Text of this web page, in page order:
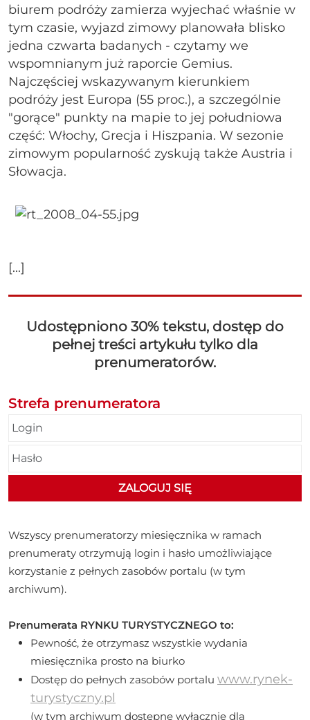
biurem podróży zamierza wyjechać właśnie w
tym czasie, wyjazd zimowy planowała blisko
jedna czwarta badanych - czytamy we
wspomnianym już raporcie Gemius.
Najczęściej wskazywanym kierunkiem
podróży jest Europa (55 proc.), a szczególnie
"gorące" punkty na mapie to jej południowa
część: Włochy, Grecja i Hiszpania. W sezonie
zimowym popularność zyskują także Austria i
Słowacja.
[...]
Udostępniono 30% tekstu, dostęp do
pełnej treści artykułu tylko dla
prenumeratorów.
Strefa prenumeratora
Wszyscy prenumeratorzy miesięcznika w ramach
prenumeraty otrzymują login i hasło umożliwiające
korzystanie z pełnych zasobów portalu (w tym
archiwum).
Prenumerata RYNKU TURYSTYCZNEGO to:
Pewność, że otrzymasz wszystkie wydania
miesięcznika prosto na biurko
Dostęp do pełnych zasobów portalu www.rynek-
turystyczny.pl
(w tym archiwum dostępne wyłącznie dla